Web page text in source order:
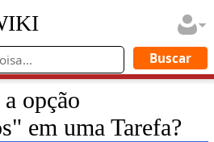
opção
em uma Tarefa?